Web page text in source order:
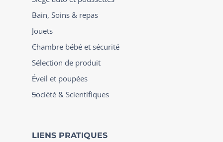
Bain, Soins & repas
Jouets
Chambre bébé et sécurité
Sélection de produit
Éveil et poupées
Société & Scientifiques
LIENS PRATIQUES